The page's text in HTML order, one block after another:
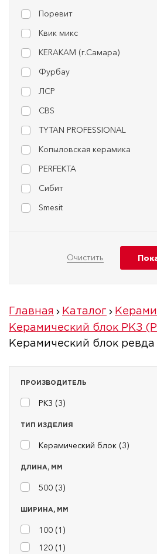
Поревит
Квик микс
KERAKAM (г.Самара)
Фурбау
ЛСР
CBS
TYTAN PROFESSIONAL
Копыловская керамика
PERFEKTA
Сибит
Smesit
Главная Каталог
Керамический блок РКЗ
Керамический блок
ПРОИЗВОДИТЕЛЬ
РКЗ (3)
ТИП ИЗДЕЛИЯ
Керамический блок (3)
ДЛИНА, ММ
500 (3)
ШИРИНА, ММ
100 (1 )
120 (1 )